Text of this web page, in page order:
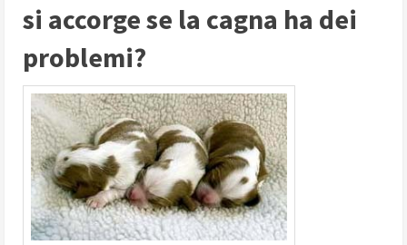
si accorge se la cagna ha dei
problemi?